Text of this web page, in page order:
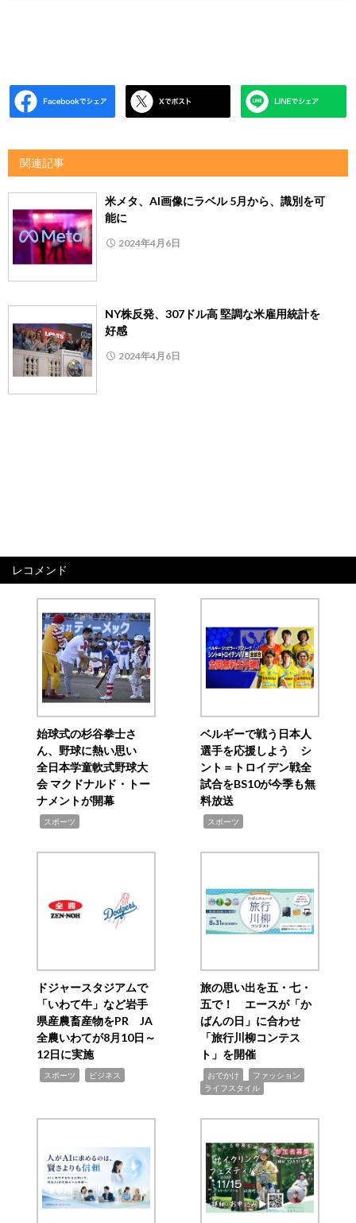
関連記事
米メタ、AI画像にラベル 5月から、識別を可
能に
2024年4月6日
NY株反発、307ドル高 堅調な米雇用統計を
好感
2024年4月6日
レコメンド
始球式の杉谷拳士さ
ん、野球に熱い思い
全日本学童軟式野球大
会 マクドナルド・トー
ナメントが開幕
スポーツ
ベルギーで戦う日本人
選手を応援しよう シ
ント＝トロイデン戦全
試合をBS10が今季も無
料放送
スポーツ
ドジャースタジアムで
「いわて牛」など岩手
県産農畜産物をPR JA
全農いわてが8月10日～
12日に実施
スポーツ ビジネス
旅の思い出を五・七・
五で！ エースが「か
ばんの日」に合わせ
「旅行川柳コンテス
ト」を開催
おでかけ ファッション
ライフスタイル